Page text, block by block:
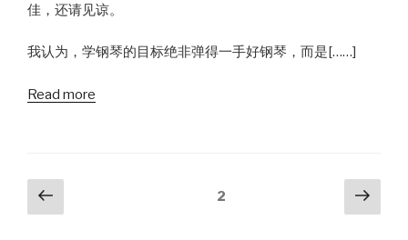
佳，还请见谅。
我认为，学钢琴的目标绝非弹得一手好钢琴，而是[……]
Read more
Posts
pagination
Previous
page
2
Next